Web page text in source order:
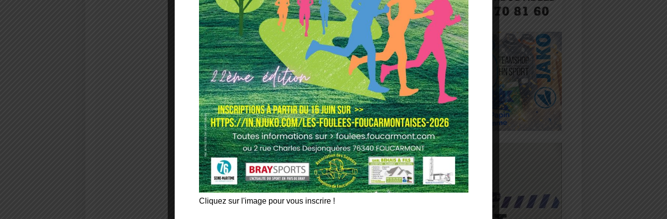
Cliquez sur l'image pour vous inscrire !